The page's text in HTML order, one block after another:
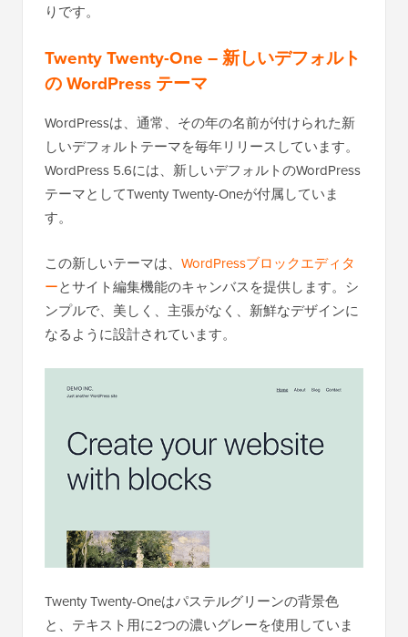
りです。
Twenty Twenty-One – 新しいデフォルト
の WordPress テーマ
WordPressは、通常、その年の名前が付けられた新
しいデフォルトテーマを毎年リリースしています。
WordPress 5.6には、新しいデフォルトのWordPress
テーマとしてTwenty Twenty-Oneが付属していま
す。
この新しいテーマは、 WordPressブロックエディタ
ーとサイト編集機能のキャンバスを提供します。シ
ンプルで、美しく、主張がなく、新鮮なデザインに
なるように設計されています。
Twenty Twenty-Oneはパステルグリーンの背景色
と、テキスト用に2つの濃いグレーを使用していま